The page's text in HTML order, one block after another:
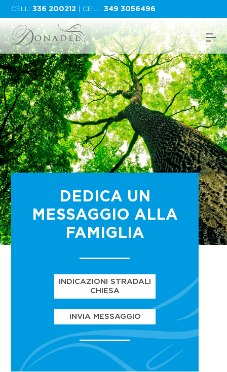
CELL:336 200212 | CELL:349 3056496
DEDICA UN
MESSAGGIO ALLA
FAMIGLIA
INDICAZIONI STRADALI
CHIESA
INVIA MESSAGGIO